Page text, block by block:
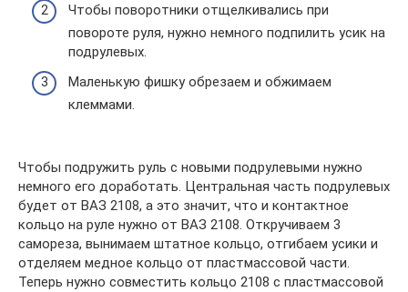
Чтобы поворотники отщелкивались при
повороте руля, нужно немного подпилить усик на
подрулевых.
Маленькую фишку обрезаем и обжимаем
клеммами.
Чтобы подружить руль с новыми подрулевыми нужно
немного его доработать. Центральная часть подрулевых
будет от ВАЗ 2108, а это значит, что и контактное
кольцо на руле нужно от ВАЗ 2108. Откручиваем 3
самореза, вынимаем штатное кольцо, отгибаем усики и
отделяем медное кольцо от пластмассовой части.
Теперь нужно совместить кольцо 2108 с пластмассовой